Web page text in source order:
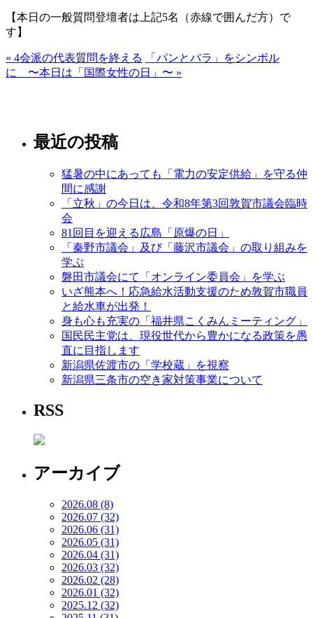
【本日の一般質問登壇者は上記5名（赤線で囲んだ方）で
す】
« 4会派の代表質問を終える
「パンとバラ」をシンボル
に 〜本日は「国際女性の日」〜 »
最近の投稿
猛暑の中にあっても「電力の安定供給」を守る仲
間に感謝
「立秋」の今日は、令和8年第3回敦賀市議会臨時
会
81回目を迎える広島「原爆の日」
「秦野市議会」及び「藤沢市議会」の取り組みを
学ぶ
磐田市議会にて「オンライン委員会」を学ぶ
いざ熊本へ！応急給水活動支援のため敦賀市職員
と給水車が出発！
身も心も充実の「福井県こくみんミーティング」
国民民主党は、現役世代から豊かになる政策を愚
直に目指します
新潟県佐渡市の「学校蔵」を視察
新潟県三条市の空き家対策事業について
RSS
アーカイブ
2026.08 (8)
2026.07 (32)
2026.06 (31)
2026.05 (31)
2026.04 (31)
2026.03 (32)
2026.02 (28)
2026.01 (32)
2025.12 (32)